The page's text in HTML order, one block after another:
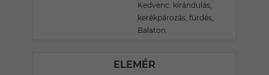
Kedvenc: kirándulás,
kerékpározás, fürdés,
Balaton.
ELEMÉR